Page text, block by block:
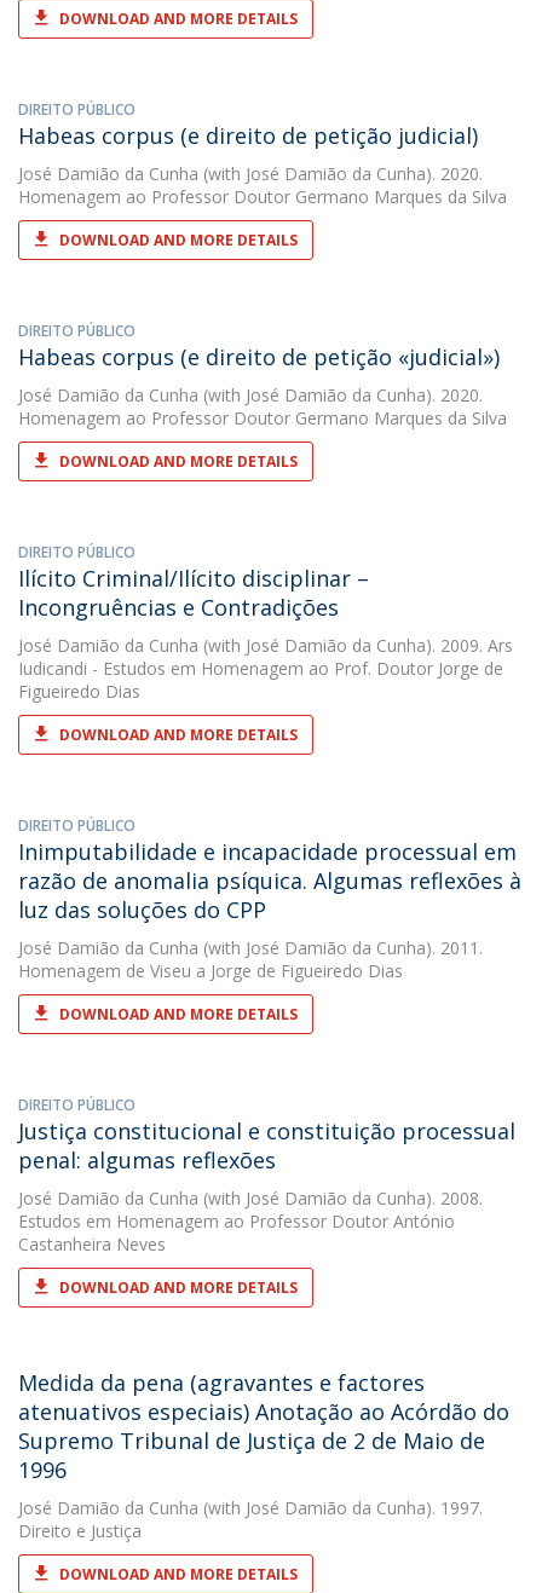
DOWNLOAD AND MORE DETAILS
DIREITO PÚBLICO
Habeas corpus (e direito de petição judicial)
José Damião da Cunha (with José Damião da Cunha). 2020.
Homenagem ao Professor Doutor Germano Marques da Silva
DOWNLOAD AND MORE DETAILS
DIREITO PÚBLICO
Habeas corpus (e direito de petição «judicial»)
José Damião da Cunha (with José Damião da Cunha). 2020.
Homenagem ao Professor Doutor Germano Marques da Silva
DOWNLOAD AND MORE DETAILS
DIREITO PÚBLICO
Ilícito Criminal/Ilícito disciplinar –
Incongruências e Contradições
José Damião da Cunha (with José Damião da Cunha). 2009. Ars
Iudicandi - Estudos em Homenagem ao Prof. Doutor Jorge de
Figueiredo Dias
DOWNLOAD AND MORE DETAILS
DIREITO PÚBLICO
Inimputabilidade e incapacidade processual em
razão de anomalia psíquica. Algumas reflexões à
luz das soluções do CPP
José Damião da Cunha (with José Damião da Cunha). 2011.
Homenagem de Viseu a Jorge de Figueiredo Dias
DOWNLOAD AND MORE DETAILS
DIREITO PÚBLICO
Justiça constitucional e constituição processual
penal: algumas reflexões
José Damião da Cunha (with José Damião da Cunha). 2008.
Estudos em Homenagem ao Professor Doutor António
Castanheira Neves
DOWNLOAD AND MORE DETAILS
Medida da pena (agravantes e factores
atenuativos especiais) Anotação ao Acórdão do
Supremo Tribunal de Justiça de 2 de Maio de
1996
José Damião da Cunha (with José Damião da Cunha). 1997.
Direito e Justiça
DOWNLOAD AND MORE DETAILS